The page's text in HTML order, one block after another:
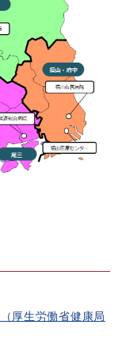
厚生労働省健康局